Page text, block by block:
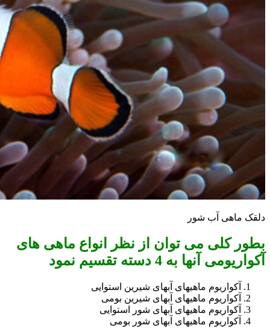
دلقک ماهی آب شور
بطور کلی می توان از نظر انواع ماهی های
آکواریومی آنها به 4 دسته تقسیم نمود
آکواریوم ماهیهای آبهای شیرین استوایی
آکواریوم ماهیهای آبهای شیرین بومی
آکواریوم ماهیهای آبهای شور استوایی
آکواریوم ماهیهای آبهای شور بومی